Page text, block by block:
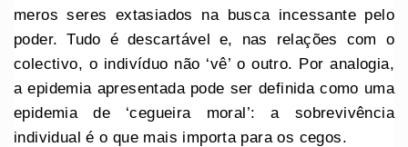
meros seres extasiados na busca incessante pelo
poder. Tudo é descartável e, nas relações com o
colectivo, o indivíduo não ‘vê’ o outro. Por analogia,
a epidemia apresentada pode ser definida como uma
epidemia de ‘cegueira moral’: a sobrevivência
individual é o que mais importa para os cegos.